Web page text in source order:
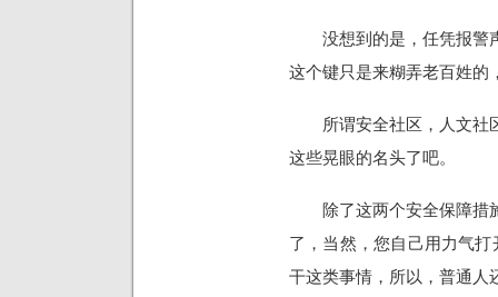
没想到的是，任凭报警
这个键只是来糊弄老百姓的
所谓安全社区，人文社
这些晃眼的名头了吧。
除了这两个安全保障措
了，当然，您自己用力气
干这类事情，所以，普通人